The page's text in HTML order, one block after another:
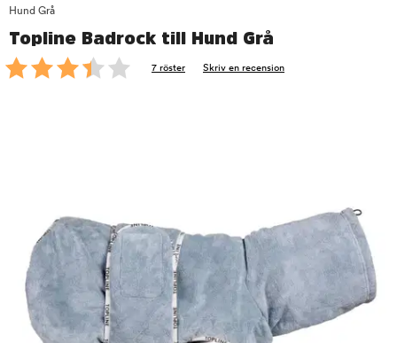
Hund Grå
Topline Badrock till Hund Grå
7 röster Skriv en recension
foo